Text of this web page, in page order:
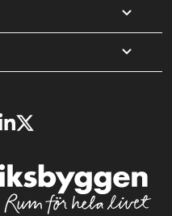
expand_more
expand_more